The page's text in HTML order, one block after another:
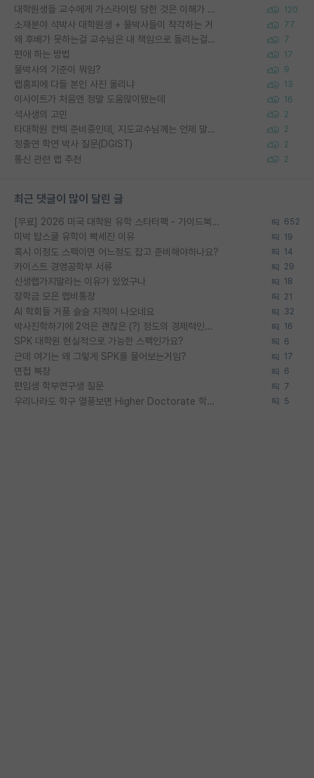
대학원생들 교수에게 가스라이팅 당한 것은 이해가 갑니다. 안타깝네요. 120
소재분야 석박사 대학원생 + 물박사들이 착각하는 거 77
왜 후배가 못하는걸 교수님은 내 책임으로 돌리는걸까요? 7
편애 하는 방법 17
물박사의 기준이 뭐임? 9
랩홈피에 다들 본인 사진 올리냐 13
이사이트가 처음엔 정말 도움많이됐는데 16
석사생의 고민 2
타대학원 컨텍 준비중인데, 지도교수님께는 언제 말씀드려야 할까요? 2
정출연 학연 박사 질문(DGIST) 2
통신 관련 랩 추천 2
최근 댓글이 많이 달린 글
[무료] 2026 미국 대학원 유학 스타터팩 - 가이드북 & 합격자 컨택메일 템플릿 652
미박 탑스쿨 유학이 빡세진 이유 19
혹시 이정도 스펙이면 어느정도 잡고 준비해야하나요? 14
카이스트 경영공학부 서류 29
신생랩가지말라는 이유가 있었구나 18
장학금 모은 랩비통장 21
AI 학회들 거품 슬슬 지적이 나오네요 32
박사진학하기에 2억은 괜찮은 (?) 정도의 경제력인가요 16
SPK 대학원 현실적으로 가능한 스펙인가요? 6
근데 여기는 왜 그렇게 SPK를 물어보는거임? 17
면접 복장 6
편입생 학부연구생 질문 7
우리나라도 학구 열풍보면 Higher Doctorate 학위가 필요하다고 봅니다. 5